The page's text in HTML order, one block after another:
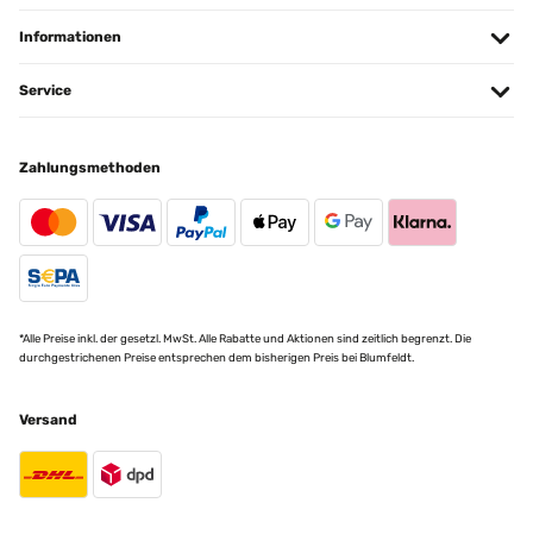
Informationen
Service
Zahlungsmethoden
*Alle Preise inkl. der gesetzl. MwSt. Alle Rabatte und Aktionen sind zeitlich begrenzt. Die
durchgestrichenen Preise entsprechen dem bisherigen Preis bei Blumfeldt.
Versand